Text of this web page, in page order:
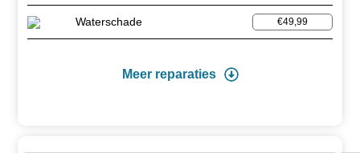
Waterschade €49,99
Meer reparaties